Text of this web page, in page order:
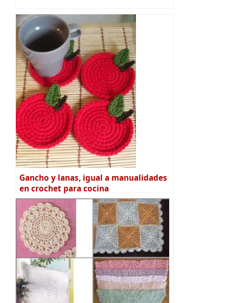
Gancho y lanas, igual a manualidades
en crochet para cocina